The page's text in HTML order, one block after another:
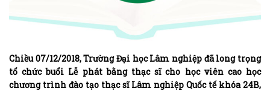
Chiều 07/12/2018, Trường Đại học Lâm nghiệp đã long trọng
tổ chức buổi Lễ phát bằng thạc sĩ cho học viên cao học
chương trình đào tạo thạc sĩ Lâm nghiệp Quốc tế khóa 24B,